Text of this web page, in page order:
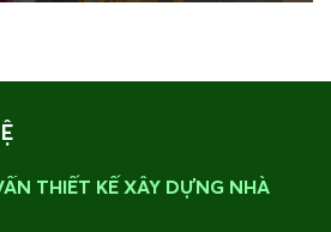
THIẾT KẾ XÂY DỰNG NHÀ